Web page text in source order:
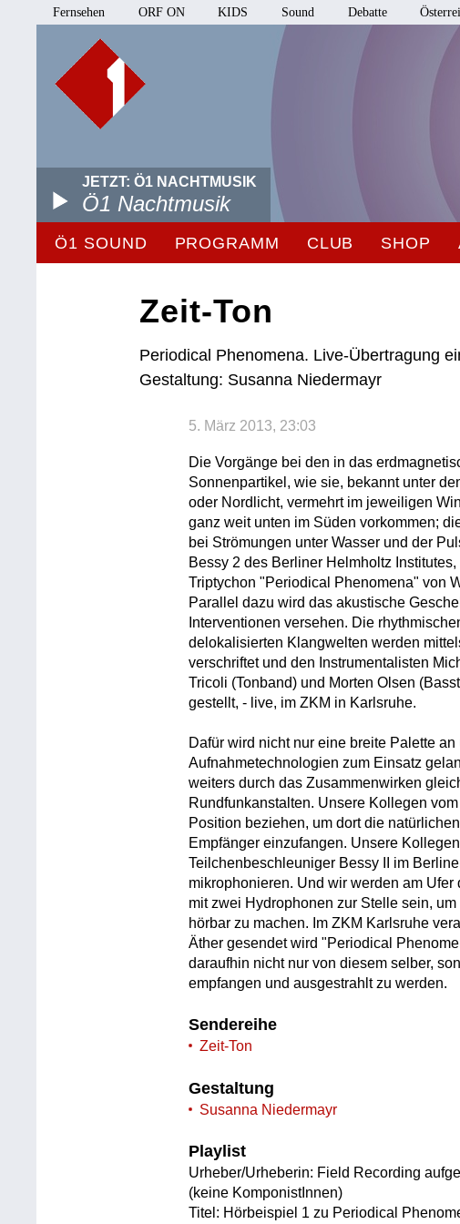
Fernsehen ORF ON KIDS Sound Debatte
JETZT: Ö1 NACHTMUSIK
Ö1 Nachtmusik
Ö1 SOUND PROGRAMM CLUB SHOP
Zeit-Ton
Periodical Phenomena. Live-Übertragung
Gestaltung: Susanna Niedermayr
5. März 2013, 23:03
Die Vorgänge bei den in das
Sonnenpartikel, wie sie, bekannt unter
oder Nordlicht, vermehrt im jeweiligen
ganz weit unten im Süden vorkommen;
bei Strömungen unter Wasser und der
Bessy 2 des Berliner Helmholtz
Triptychon "Periodical Phenomena" von
Parallel dazu wird das akustische
Interventionen versehen. Die
delokalisierten Klangwelten werden
verschriftet und den Instrumentalisten
Tricoli (Tonband) und Morten Olsen
gestellt, - live, im ZKM in Karlsruhe.
Dafür wird nicht nur eine breite Palette
Aufnahmetechnologien zum Einsatz
weiters durch das Zusammenwirken
Rundfunkanstalten. Unsere Kollegen
Position beziehen, um dort die
Empfänger einzufangen. Unsere
Teilchenbeschleuniger Bessy II im
mikrophonieren. Und wir werden am
mit zwei Hydrophonen zur Stelle sein,
hörbar zu machen. Im ZKM Karlsruhe
Äther gesendet wird "Periodical
daraufhin nicht nur von diesem selber,
empfangen und ausgestrahlt zu werden.
Sendereihe
Zeit-Ton
Gestaltung
Susanna Niedermayr
Playlist
Urheber/Urheberin: Field Recording
(keine KomponistInnen)
Titel: Hörbeispiel 1 zu Periodical